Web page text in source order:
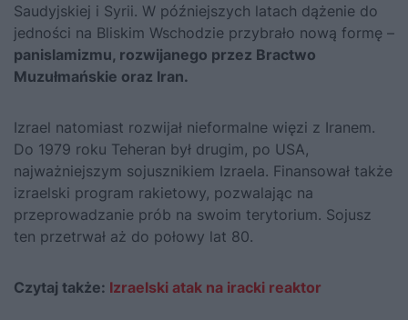
Saudyjskiej i Syrii. W późniejszych latach dążenie do
jedności na Bliskim Wschodzie przybrało nową formę –
panislamizmu, rozwijanego przez Bractwo
Muzułmańskie oraz Iran.
Izrael natomiast rozwijał nieformalne więzi z Iranem.
Do 1979 roku Teheran był drugim, po USA,
najważniejszym sojusznikiem Izraela. Finansował także
izraelski program rakietowy, pozwalając na
przeprowadzanie prób na swoim terytorium. Sojusz
ten przetrwał aż do połowy lat 80.
Czytaj także: Izraelski atak na iracki reaktor